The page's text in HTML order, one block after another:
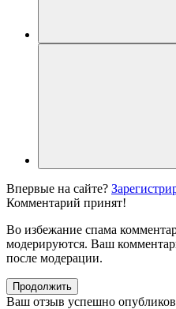
Впервые на сайте?
Комментарий принят!
Во избежание спама
модерируются. Ваш
после модерации.
Продолжить
Ваш отзыв успешно